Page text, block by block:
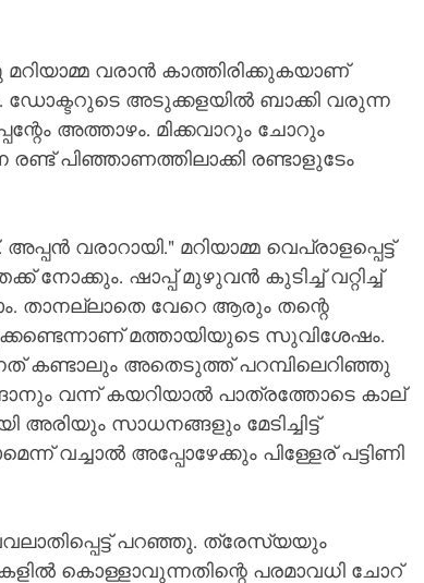
വരാൻ കാത്തിരിക്കുകയാണ്
അടുക്കളയിൽ ബാക്കി വരുന്ന
അത്താഴം. മിക്കവാറും ചോറും
രണ്ട് പിഞ്ഞാണത്തിലാക്കി രണ്ടാളുടേം
വരാറായി." മറിയാമ്മ വെപ്രാളപ്പെട്ട്
നോക്കും. ഷാപ്പ് മുഴുവൻ കുടിച്ച് വറ്റിച്ച്
താനല്ലാതെ വേറെ ആരും തന്റെ
മത്തായിയുടെ സുവിശേഷം.
കണ്ടാലും അതെടുത്ത് പറമ്പിലെറിഞ്ഞു
വന്ന് കയറിയാൽ പാത്രത്തോടെ കാല്
സാധനങ്ങളും മേടിച്ചിട്ട്
വച്ചാൽ അപ്പോഴേക്കും പിള്ളേര് പട്ടിണി
പറഞ്ഞു. ത്രേസ്യയും
കൊള്ളാവുന്നതിന്റെ പരമാവധി ചോറ്